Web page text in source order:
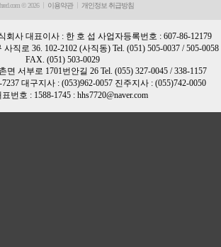
© 2026 이용약관 개인정보 취급방침
회사 대표이사 : 한 호 섭 사업자등록번호 : 607-86-12179
직로 36. 102-2102 (사직동) Tel. (051) 505-0037 / 505-0058
FAX. (051) 503-0029
면 서부로 1701번안길 26 Tel. (055) 327-0045 / 338-1157
대구지사 : (053)962-0057 진주지사 : (055)742-0050
번호 : 1588-1745 : hhs7720@naver.com